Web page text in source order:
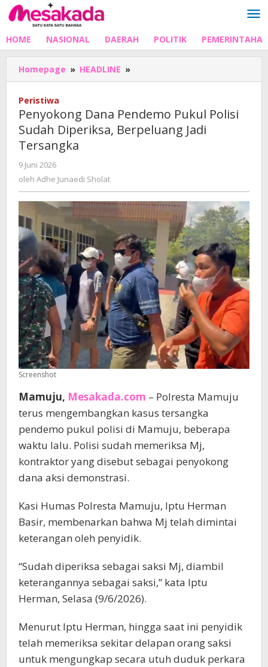
Lewati
ke
HOME NASIONAL DAERAH POLITIK
Homepage » HEADLINE »
Dana
Polisi
Sudah
Peristiwa
Penyokong Dana Pendemo Pukul Polisi
Sudah Diperiksa, Berpeluang Jadi
Tersangka
9 Juni 2026
oleh Adhe Junaedi Sholat
Screenshot
Mamuju, Mesakada.com – Polresta Mamuju
terus mengembangkan kasus tersangka
pendemo pukul polisi di Mamuju, beberapa
waktu lalu. Polisi sudah memeriksa Mj,
kontraktor yang disebut sebagai penyokong
dana aksi demonstrasi.
Kasi Humas Polresta Mamuju, Iptu Herman
Basir, membenarkan bahwa Mj telah dimintai
keterangan oleh penyidik.
“Sudah diperiksa sebagai saksi Mj, diambil
keterangannya sebagai saksi,” kata Iptu
Herman, Selasa (9/6/2026).
Menurut Iptu Herman, hingga saat ini penyidik
telah memeriksa sekitar delapan orang saksi
untuk mengungkap secara utuh duduk perkara